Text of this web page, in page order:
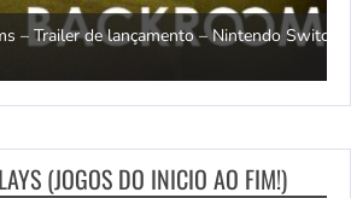
de lançamento – Nintendo Switch 2
(JOGOS DO INICIO AO FIM!)